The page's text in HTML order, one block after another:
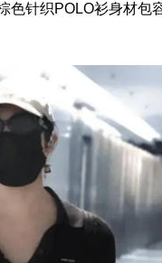
色针织POLO衫身材包